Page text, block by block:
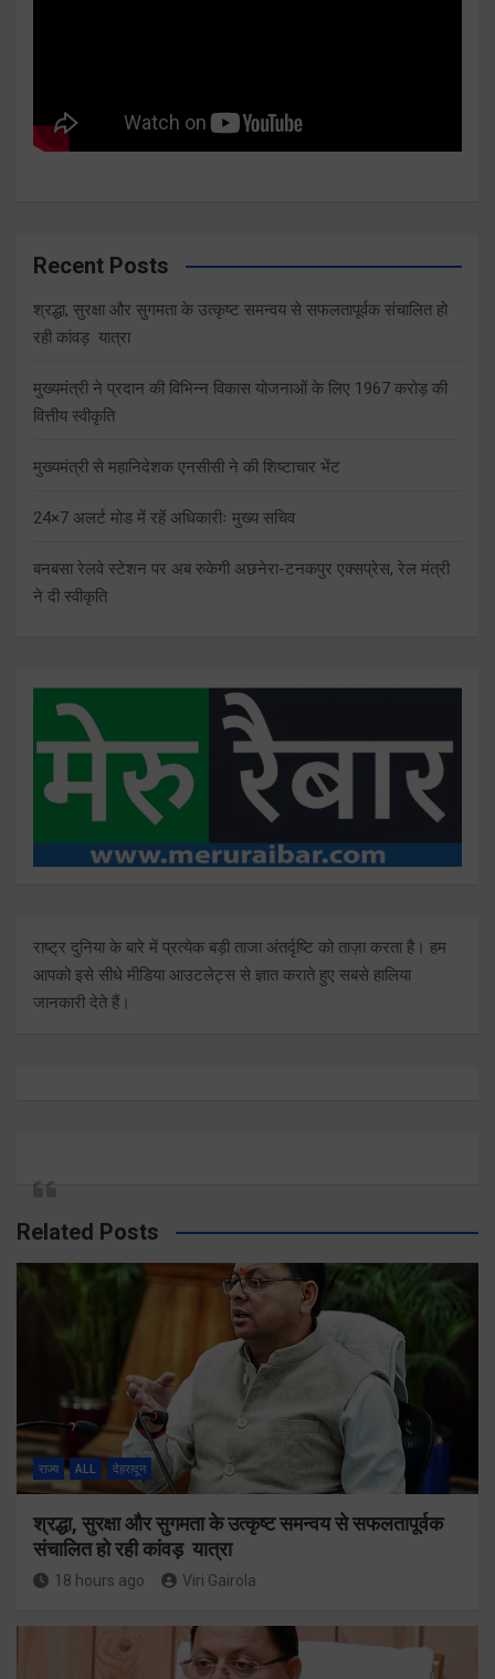
Recent Posts
श्रद्धा, सुरक्षा और सुगमता के उत्कृष्ट समन्वय से सफलतापूर्वक संचालित हो
रही कांवड़ यात्रा
मुख्यमंत्री ने प्रदान की विभिन्न विकास योजनाओं के लिए 1967 करोड़ की
वित्तीय स्वीकृति
मुख्यमंत्री से महानिदेशक एनसीसी ने की शिष्टाचार भेंट
24×7 अलर्ट मोड में रहें अधिकारीः मुख्य सचिव
बनबसा रेलवे स्टेशन पर अब रुकेगी अछनेरा-टनकपुर एक्सप्रेस, रेल मंत्री
ने दी स्वीकृति
राष्ट्र दुनिया के बारे में प्रत्येक बड़ी ताजा अंतर्दृष्टि को ताज़ा करता है। हम
आपको इसे सीधे मीडिया आउटलेट्स से ज्ञात कराते हुए सबसे हालिया
जानकारी देते हैं।
Related Posts
राज्य ALL देहरादून
श्रद्धा, सुरक्षा और सुगमता के उत्कृष्ट समन्वय से सफलतापूर्वक
संचालित हो रही कांवड़ यात्रा
18 hours ago Viri Gairola